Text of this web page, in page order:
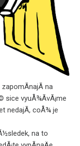
na
sice vyuÅ¾Ã­vÃ¡me
nedajÃ­, coÅ¾ je
na to